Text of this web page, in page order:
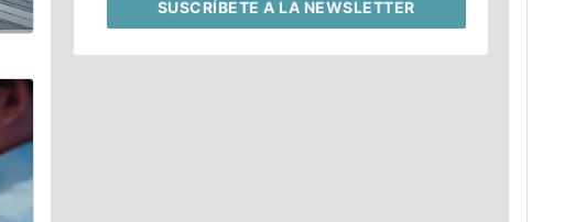
SUSCRÍBETEA LA NEWSLETTER